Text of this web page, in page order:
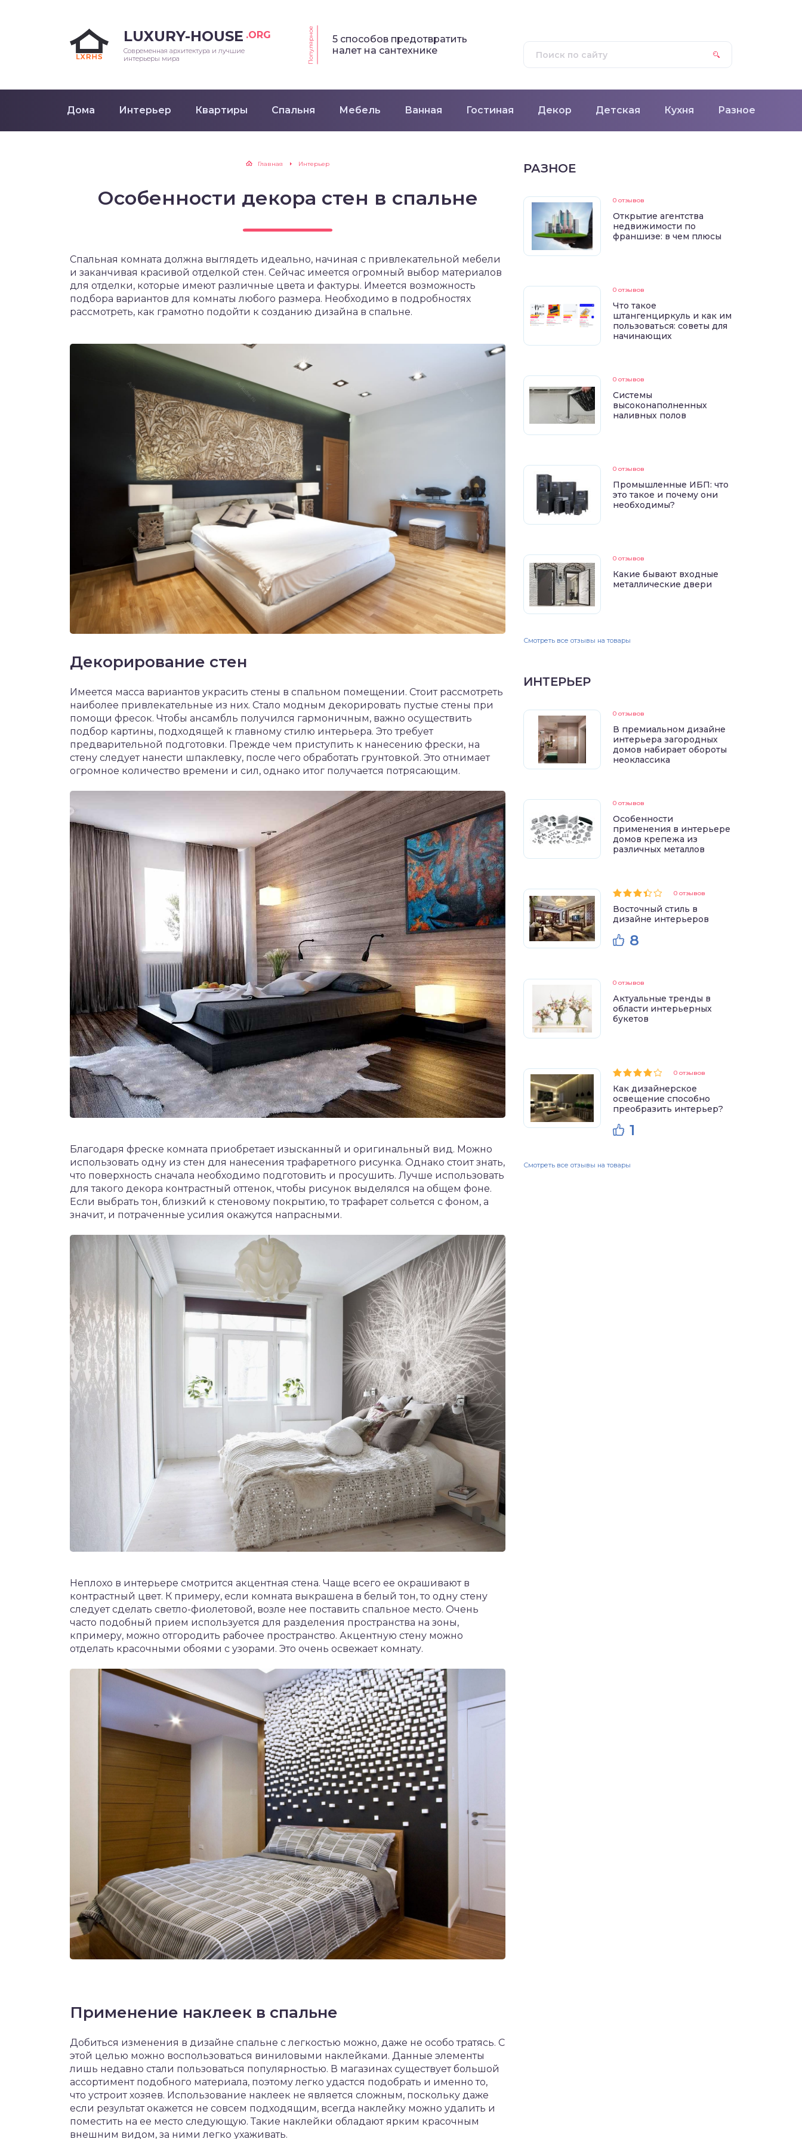
LUXURY-HOUSE .ORG
Современная архитектура и лучшие
интерьеры мира
Популярное
5 способов предотвратить
налет на сантехнике
Дома Интерьер Квартиры Спальня Мебель Ванная Гостиная Декор Детская Кухня Разное
Главная Интерьер
Особенности декора стен в спальне
Спальная комната должна выглядеть идеально, начиная с привлекательной мебели
и заканчивая красивой отделкой стен. Сейчас имеется огромный выбор материалов
для отделки, которые имеют различные цвета и фактуры. Имеется возможность
подбора вариантов для комнаты любого размера. Необходимо в подробностях
рассмотреть, как грамотно подойти к созданию дизайна в спальне.
Декорирование стен
Имеется масса вариантов украсить стены в спальном помещении. Стоит рассмотреть
наиболее привлекательные из них. Стало модным декорировать пустые стены при
помощи фресок. Чтобы ансамбль получился гармоничным, важно осуществить
подбор картины, подходящей к главному стилю интерьера. Это требует
предварительной подготовки. Прежде чем приступить к нанесению фрески, на
стену следует нанести шпаклевку, после чего обработать грунтовкой. Это отнимает
огромное количество времени и сил, однако итог получается потрясающим.
Благодаря фреске комната приобретает изысканный и оригинальный вид. Можно
использовать одну из стен для нанесения трафаретного рисунка. Однако стоит знать,
что поверхность сначала необходимо подготовить и просушить. Лучше использовать
для такого декора контрастный оттенок, чтобы рисунок выделялся на общем фоне.
Если выбрать тон, близкий к стеновому покрытию, то трафарет сольется с фоном, а
значит, и потраченные усилия окажутся напрасными.
Неплохо в интерьере смотрится акцентная стена. Чаще всего ее окрашивают в
контрастный цвет. К примеру, если комната выкрашена в белый тон, то одну стену
следует сделать светло-фиолетовой, возле нее поставить спальное место. Очень
часто подобный прием используется для разделения пространства на зоны,
кпримеру, можно отгородить рабочее пространство. Акцентную стену можно
отделать красочными обоями с узорами. Это очень освежает комнату.
Применение наклеек в спальне
Добиться изменения в дизайне спальне с легкостью можно, даже не особо тратясь. С
этой целью можно воспользоваться виниловыми наклейками. Данные элементы
лишь недавно стали пользоваться популярностью. В магазинах существует большой
ассортимент подобного материала, поэтому легко удастся подобрать и именно то,
что устроит хозяев. Использование наклеек не является сложным, поскольку даже
если результат окажется не совсем подходящим, всегда наклейку можно удалить и
поместить на ее место следующую. Такие наклейки обладают ярким красочным
внешним видом, за ними легко ухаживать.
РАЗНОЕ
0 отзывов
Открытие агентства
недвижимости по
франшизе: в чем плюсы
0 отзывов
Что такое
штангенциркуль и как им
пользоваться: советы для
начинающих
0 отзывов
Системы
высоконаполненных
наливных полов
0 отзывов
Промышленные ИБП: что
это такое и почему они
необходимы?
0 отзывов
Какие бывают входные
металлические двери
Смотреть все отзывы на товары
ИНТЕРЬЕР
0 отзывов
В премиальном дизайне
интерьера загородных
домов набирает обороты
неоклассика
0 отзывов
Особенности
применения в интерьере
домов крепежа из
различных металлов
0 отзывов
Восточный стиль в
дизайне интерьеров
8
0 отзывов
Актуальные тренды в
области интерьерных
букетов
0 отзывов
Как дизайнерское
освещение способно
преобразить интерьер?
1
Смотреть все отзывы на товары